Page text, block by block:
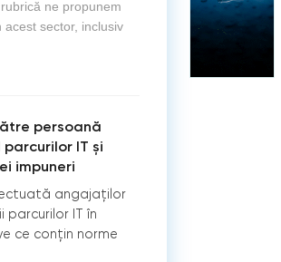
ne propunem
sector, inclusiv
persoană
IT și
impuneri
angajaţilor
IT în
ce conţin norme